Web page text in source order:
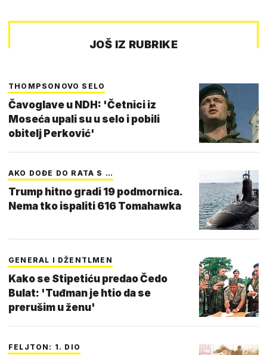
JOŠ IZ RUBRIKE
THOMPSONOVO SELO
Čavoglave u NDH: 'Četnici iz
Moseća upali su u selo i pobili
obitelj Perković'
AKO DOĐE DO RATA S …
Trump hitno gradi 19 podmornica.
Nema tko ispaliti 616 Tomahawka
GENERAL I DŽENTLMEN
Kako se Stipetiću predao Čedo
Bulat: 'Tuđman je htio da se
prerušim u ženu'
FELJTON: 1. DIO